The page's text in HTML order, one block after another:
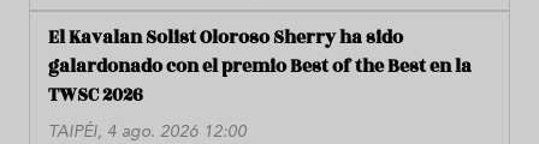
El Kavalan Solist Oloroso Sherry ha sido
galardonado con el premio Best of the Best en la
TWSC 2026
TAIPÉI, 4 ago. 2026 12:00